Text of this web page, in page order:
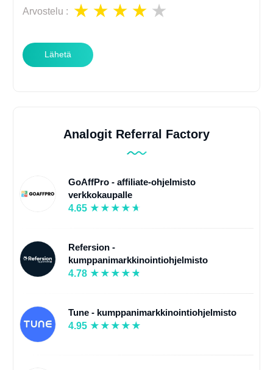
Arvostelu :
Lähetä
Analogit Referral Factory
GoAffPro - affiliate-ohjelmisto
verkkokaupalle
4.65
Refersion -
kumppanimarkkinointiohjelmisto
4.78
Tune - kumppanimarkkinointiohjelmisto
4.95